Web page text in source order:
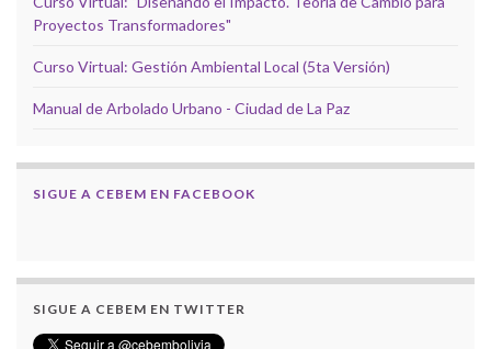
Proyectos Transformadores"
Curso Virtual: Gestión Ambiental Local (5ta Versión)
Manual de Arbolado Urbano - Ciudad de La Paz
SIGUE A CEBEM EN FACEBOOK
SIGUE A CEBEM EN TWITTER